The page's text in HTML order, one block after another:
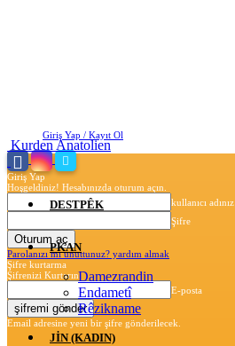
Giriş Yap / Kayıt Ol
Giriş Yap
Hoşgeldiniz! Hesabınızda oturum açın.
kullanıcı adınız
Şifre
Parolanızı mı unuttunuz? yardım almak
Şifre kurtarma
Şifrenizi Kurtarın
E-posta
Email adresine yeni bir şifre gönderilecek.
Kurden Anatolien
DESTPÊK
PKAN
Damezrandin
Endametî
Rêzikname
JİN (KADIN)